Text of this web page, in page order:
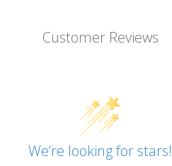
Customer Reviews
We’re looking for stars!